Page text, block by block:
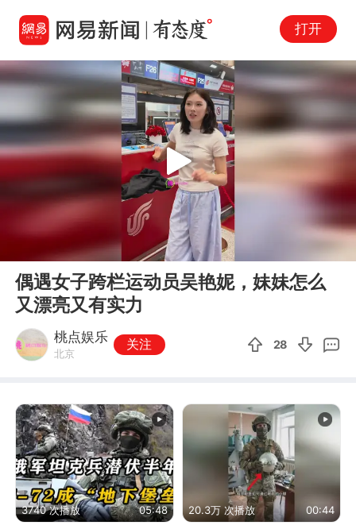
打开
Play
偶遇女子跨栏运动员吴艳妮，妹妹怎么
又漂亮又有实力
桃点娱乐
北京
关注 28
3740 次播放 05:48 20.3万 次播放 00:44